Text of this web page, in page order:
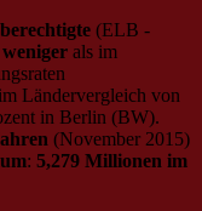
(ELB -
als im
Ländervergleich von
in Berlin (BW).
(November 2015)
: 5,279 Millionen im